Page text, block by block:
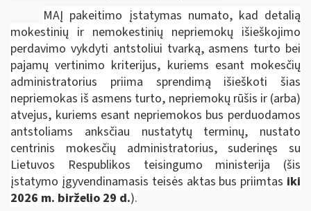
MAĮ pakeitimo įstatymas numato, kad detalią
mokestinių ir nemokestinių nepriemokų išieškojimo
perdavimo vykdyti antstoliui tvarką, asmens turto bei
pajamų vertinimo kriterijus, kuriems esant mokesčių
administratorius priima sprendimą išieškoti šias
nepriemokas iš asmens turto, nepriemokų rūšis ir (arba)
atvejus, kuriems esant nepriemokos bus perduodamos
antstoliams anksčiau nustatytų terminų, nustato
centrinis mokesčių administratorius, suderinęs su
Lietuvos Respublikos teisingumo ministerija
(šis
įstatymo įgyvendinamasis teisės aktas bus priimtas iki
2026 m. birželio 29 d.).